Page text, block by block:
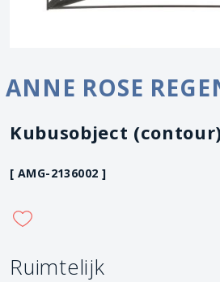
ANNE ROSE
Kubusobject
[ AMG-2136002 ]
Ruimtelijk